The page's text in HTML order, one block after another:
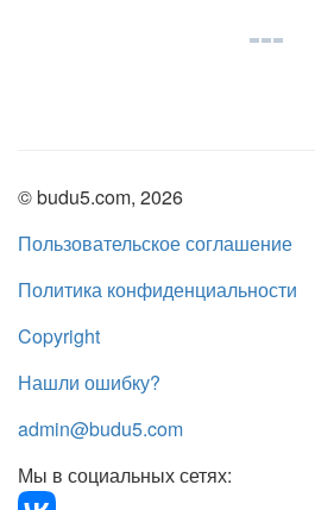
© budu5.com, 2026
Пользовательское соглашение
Политика конфиденциальности
Copyright
Нашли ошибку?
admin@budu5.com
Мы в социальных сетях: